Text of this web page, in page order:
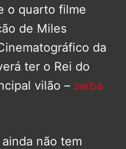
o quarto filme
de Miles
da
ter o Rei do
vilão – saiba
não tem